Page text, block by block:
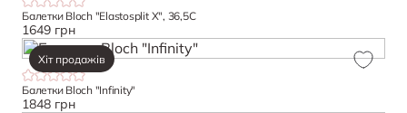
Балетки Bloch "Elastosplit X", 36,5С
1649 грн
Хіт продажів
Балетки Bloch "Infinity"
1848 грн